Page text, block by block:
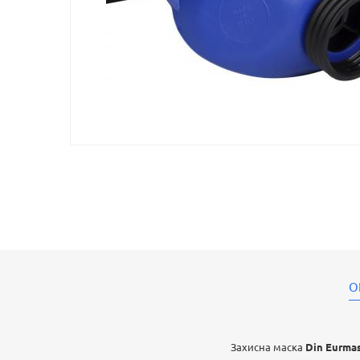
Захисна маска Din